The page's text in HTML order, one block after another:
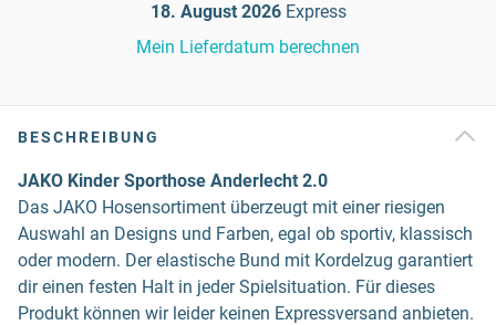
18. August 2026 Express
Mein Lieferdatum berechnen
BESCHREIBUNG
JAKO Kinder Sporthose Anderlecht 2.0
Das JAKO Hosensortiment überzeugt mit einer riesigen
Auswahl an Designs und Farben, egal ob sportiv, klassisch
oder modern. Der elastische Bund mit Kordelzug garantiert
dir einen festen Halt in jeder Spielsituation. Für dieses
Produkt können wir leider keinen Expressversand anbieten.